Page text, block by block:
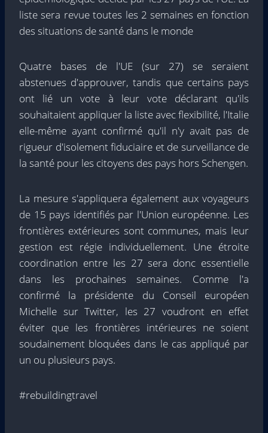
liste sera revue toutes les 2 semaines en fonction
des situations de santé dans le monde
Quatre bases de l'UE (sur 27) se seraient
abstenues d'approuver, tandis que certains pays
ont lié un vote à leur vote déclarant qu'ils
souhaitaient appliquer la liste avec flexibilité, l'Italie
elle-même ayant confirmé qu'il n'y avait pas de
rigueur d'isolement fiduciaire et de surveillance de
la santé pour les citoyens des pays hors Schengen.
La mesure s'appliquera également aux voyageurs
de 15 pays identifiés par l'Union européenne. Les
frontières extérieures sont communes, mais leur
gestion est régie individuellement. Une étroite
coordination entre les 27 sera donc essentielle
dans les prochaines semaines. Comme l'a
confirmé la présidente du Conseil européen
Michelle sur Twitter, les 27 voudront en effet
éviter que les frontières intérieures ne soient
soudainement bloquées dans le cas appliqué par
un ou plusieurs pays.
#rebuildingtravel